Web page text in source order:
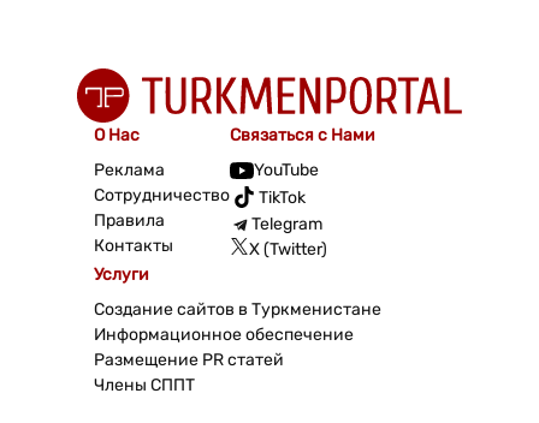
О Нас
Реклама
Сотрудничество
Правила
Контакты
Связаться с Нами
YouTube
TikTok
Telegram
X (Twitter)
Услуги
Создание сайтов в Туркменистане
Информационное обеспечение
Размещение PR статей
Члены СППТ